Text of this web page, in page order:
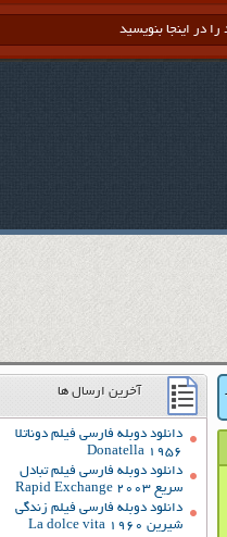
آخرین ارسال ها
دانلود دوبله فارسی فیلم دوناتلا
Donatella 1956
دانلود دوبله فارسی فیلم تبادل
سریع Rapid Exchange 2003
دانلود دوبله فارسی فیلم زندگی
شیرین La dolce vita 1960